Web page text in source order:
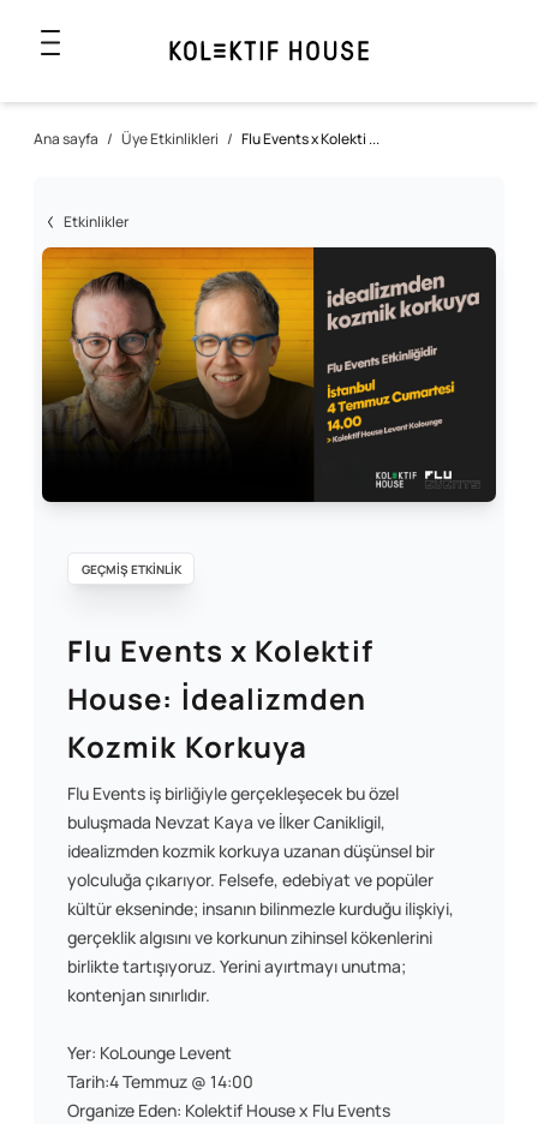
Ana sayfa / Üye Etkinlikleri / Flu Events x Kolekti ...
Etkinlikler
GEÇMİŞ ETKİNLİK
Flu Events x Kolektif
House: İdealizmden
Kozmik Korkuya
Flu Events iş birliğiyle gerçekleşecek bu özel
buluşmada Nevzat Kaya ve İlker Canikligil,
idealizmden kozmik korkuya uzanan düşünsel bir
yolculuğa çıkarıyor. Felsefe, edebiyat ve popüler
kültür ekseninde; insanın bilinmezle kurduğu ilişkiyi,
gerçeklik algısını ve korkunun zihinsel kökenlerini
birlikte tartışıyoruz. Yerini ayırtmayı unutma;
kontenjan sınırlıdır.
Yer: KoLounge Levent
Tarih:4 Temmuz @ 14:00
Organize Eden: Kolektif House x Flu Events